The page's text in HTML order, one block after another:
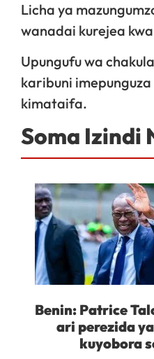
Licha ya
wanadai kurejea
Upungufu wa
karibuni
kimataifa.
Soma Izindi
Benin: Patrice
ari perezida
kuyobora